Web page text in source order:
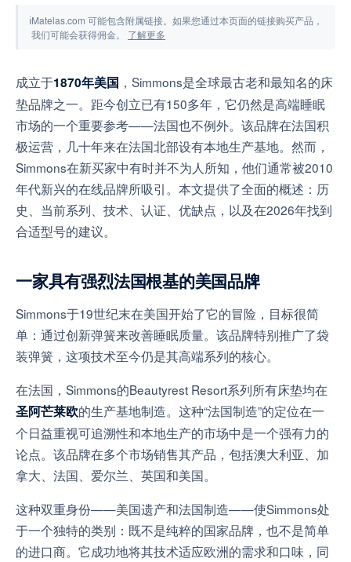
ℹMatelas.com 可能包含附属链接。如果您通过本页面的链接购买产品，
我们可能会获得佣金。 了解更多
成立于1870年美国 ，Simmons是全球最古老和最知名的床
垫品牌之一。距今创立已有150多年，它仍然是高端睡眠
市场的一个重要参考——法国也不例外。该品牌在法国积
极运营，几十年来在法国北部设有本地生产基地。然而，
Simmons在新买家中有时并不为人所知，他们通常被2010
年代新兴的在线品牌所吸引。本文提供了全面的概述：历
史、当前系列、技术、认证、优缺点，以及在2026年找到
合适型号的建议。
一家具有强烈法国根基的美国品牌
Simmons于19世纪末在美国开始了它的冒险，目标很简
单：通过创新弹簧来改善睡眠质量。该品牌特别推广了袋
装弹簧，这项技术至今仍是其高端系列的核心。
在法国，Simmons的Beautyrest Resort系列所有床垫均在
圣阿芒莱欧的生产基地制造。这种“法国制造”的定位在一
个日益重视可追溯性和本地生产的市场中是一个强有力的
论点。该品牌在多个市场销售其产品，包括澳大利亚、加
拿大、法国、爱尔兰、英国和美国。
这种双重身份——美国遗产和法国制造——使Simmons处
于一个独特的类别：既不是纯粹的国家品牌，也不是简单
的进口商。它成功地将其技术适应欧洲的需求和口味，同